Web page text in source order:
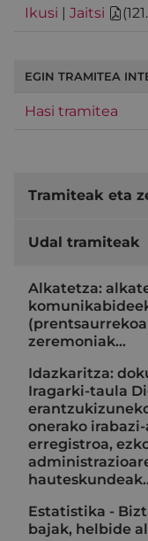
Ikusi | Jaitsi (
EGIN TRAMITEA
Hasi tramitea
Tramiteak eta
Udal tramiteak
Alkatetza:
zeremoniak…
Idazkaritza:
Iragarki-taula
onerako
erregistroa,
Estatistika -
bajak, helbide